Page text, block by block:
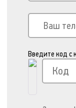
Введите код с